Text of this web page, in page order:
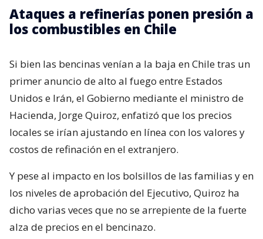
Ataques a refinerías ponen presión a
los combustibles en Chile
Si bien las bencinas venían a la baja en Chile tras un
primer anuncio de alto al fuego entre Estados
Unidos e Irán, el Gobierno mediante el ministro de
Hacienda, Jorge Quiroz, enfatizó que los precios
locales se irían ajustando en línea con los valores y
costos de refinación en el extranjero.
Y pese al impacto en los bolsillos de las familias y en
los niveles de aprobación del Ejecutivo, Quiroz ha
dicho varias veces que no se arrepiente de la fuerte
alza de precios en el bencinazo.